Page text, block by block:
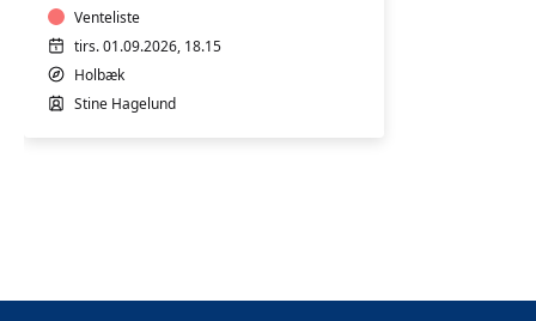
Venteliste
tirs. 01.09.2026, 18.15
Holbæk
Stine Hagelund